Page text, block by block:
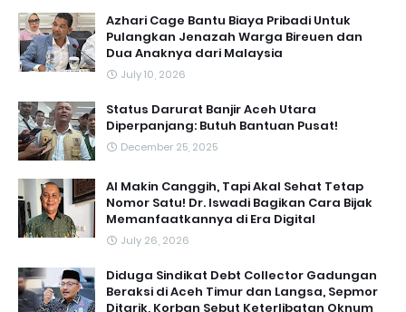
Azhari Cage Bantu Biaya Pribadi Untuk
Pulangkan Jenazah Warga Bireuen dan
Dua Anaknya dari Malaysia
July 10, 2026
Status Darurat Banjir Aceh Utara
Diperpanjang: Butuh Bantuan Pusat!
December 25, 2025
AI Makin Canggih, Tapi Akal Sehat Tetap
Nomor Satu! Dr. Iswadi Bagikan Cara Bijak
Memanfaatkannya di Era Digital
July 26, 2026
Diduga Sindikat Debt Collector Gadungan
Beraksi di Aceh Timur dan Langsa, Sepmor
Ditarik, Korban Sebut Keterlibatan Oknum